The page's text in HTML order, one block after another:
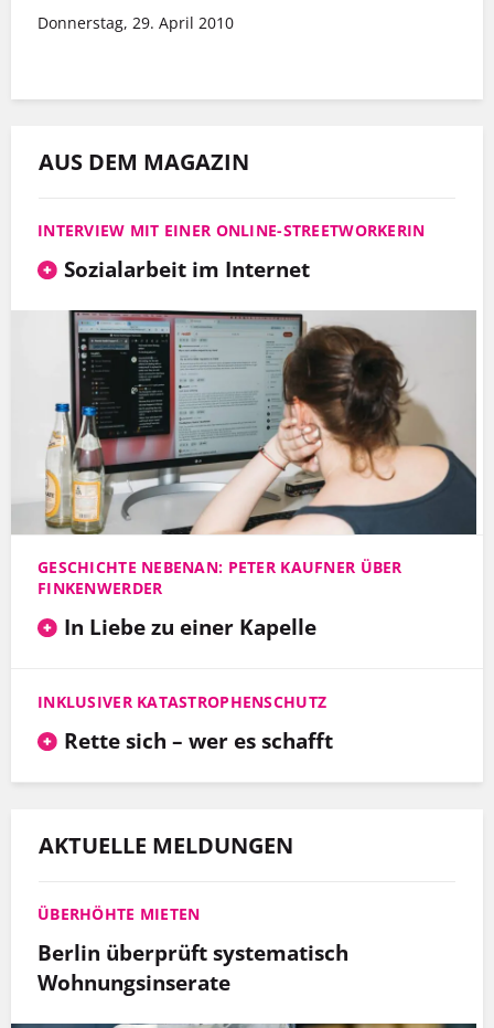
Donnerstag, 29. April 2010
AUS DEM MAGAZIN
INTERVIEW MIT EINER ONLINE-STREETWORKERIN
Sozialarbeit im Internet
GESCHICHTE NEBENAN: PETER KAUFNER ÜBER
FINKENWERDER
In Liebe zu einer Kapelle
INKLUSIVER KATASTROPHENSCHUTZ
Rette sich – wer es schafft
AKTUELLE MELDUNGEN
ÜBERHÖHTE MIETEN
Berlin überprüft systematisch
Wohnungsinserate